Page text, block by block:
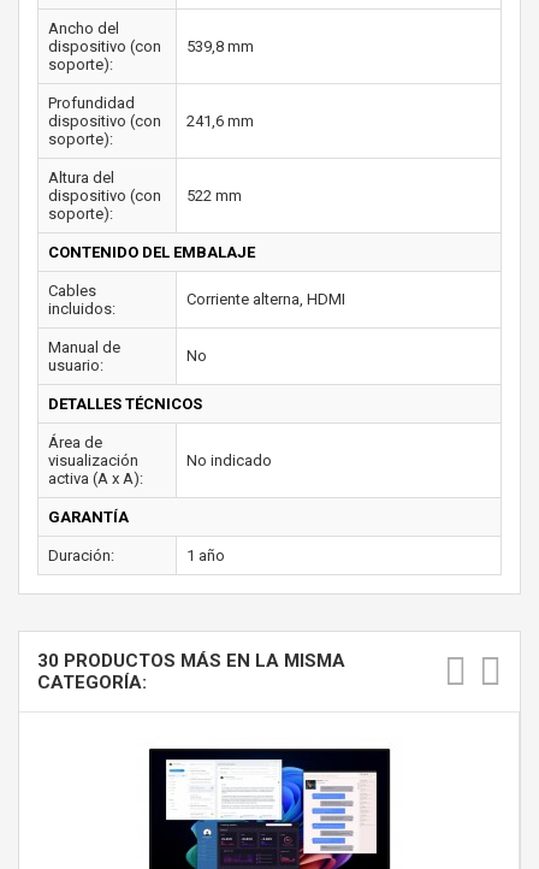
Ancho del
dispositivo (con
soporte):
539,8 mm
Profundidad
dispositivo (con
soporte):
241,6 mm
Altura del
dispositivo (con
soporte):
522 mm
CONTENIDO DEL EMBALAJE
Cables
incluidos:
Corriente alterna, HDMI
Manual de
usuario:
No
DETALLES TÉCNICOS
Área de
visualización
activa (A x A):
No indicado
GARANTÍA
Duración: 1 año
30 PRODUCTOS MÁS EN LA MISMA
CATEGORÍA: